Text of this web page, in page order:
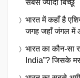
सबसे ज्यादा बिच्छू
भारत में कहाँ है
जगह जहाँ जंगल में
भारत का कौन-सा
India”? जिसके